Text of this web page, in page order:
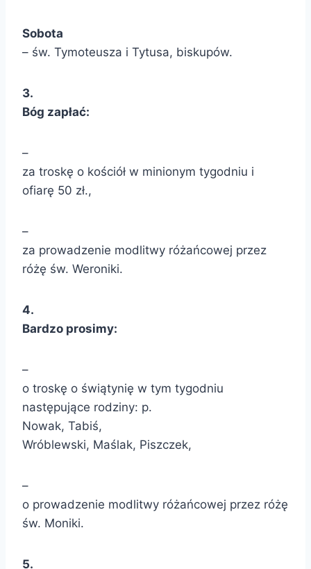
Sobota
– św. Tymoteusza i Tytusa, biskupów.
3.
Bóg zapłać:
–
za troskę o kościół w minionym tygodniu i
ofiarę 50 zł.,
–
za prowadzenie modlitwy różańcowej przez
różę św. Weroniki.
4.
Bardzo prosimy:
–
o troskę o świątynię w tym tygodniu
następujące rodziny: p.
Nowak, Tabiś,
Wróblewski, Maślak, Piszczek,
–
o prowadzenie modlitwy różańcowej przez różę
św. Moniki.
5.